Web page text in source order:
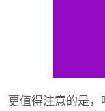
更值得注意的是，